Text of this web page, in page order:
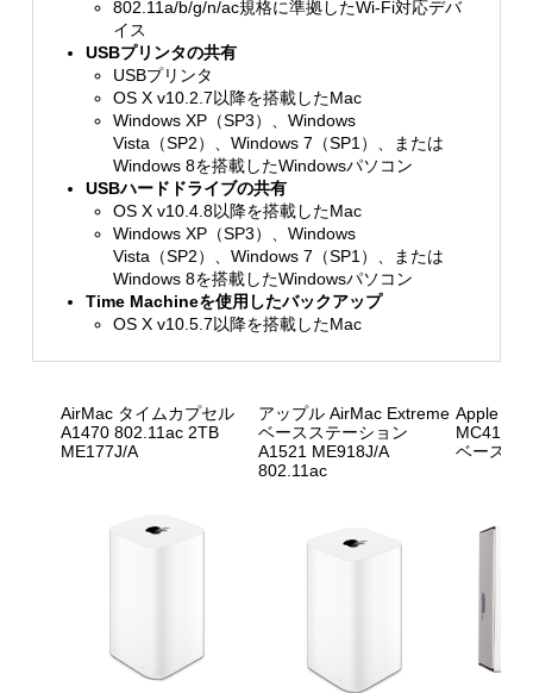
802.11a/b/g/n/ac規格に準拠したWi-Fi対応デバ
イス
USBプリンタの共有
USBプリンタ
OS X v10.2.7以降を搭載したMac
Windows XP（SP3）、Windows
Vista（SP2）、Windows 7（SP1）、または
Windows 8を搭載したWindowsパソコン
USBハードドライブの共有
OS X v10.4.8以降を搭載したMac
Windows XP（SP3）、Windows
Vista（SP2）、Windows 7（SP1）、または
Windows 8を搭載したWindowsパソコン
Time Machineを使用したバックアップ
OS X v10.5.7以降を搭載したMac
AirMac タイムカプセル
A1470 802.11ac 2TB
ME177J/A
アップル AirMac Extreme
ベースステーション
A1521 ME918J/A
802.11ac
Apple
MC414J/
ベースス